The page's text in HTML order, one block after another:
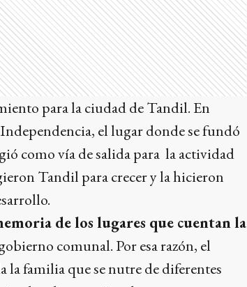
para la ciudad de Tandil. En
el lugar donde se fundó
como vía de salida para la actividad
Tandil para crecer y la hicieron
de los lugares que cuentan la
comunal. Por esa razón, el
familia que se nutre de diferentes